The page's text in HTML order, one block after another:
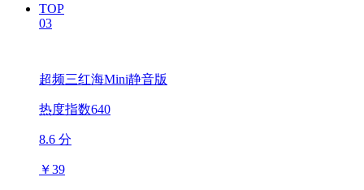
TOP
03
超频三红海Mini静音版
热度指数640
8.6 分
￥39